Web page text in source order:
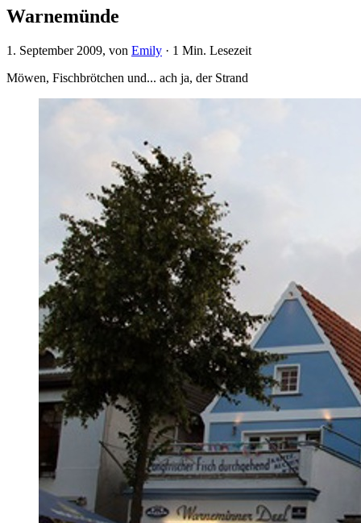
Warnemünde
1. September 2009, von Emily · 1 Min. Lesezeit
Möwen, Fischbrötchen und... ach ja, der Strand